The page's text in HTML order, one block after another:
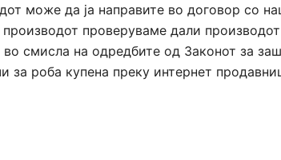
може да ја направите во договор со
проверуваме дали
во смисла на одредбите од Законот за
роба купена преку интернет